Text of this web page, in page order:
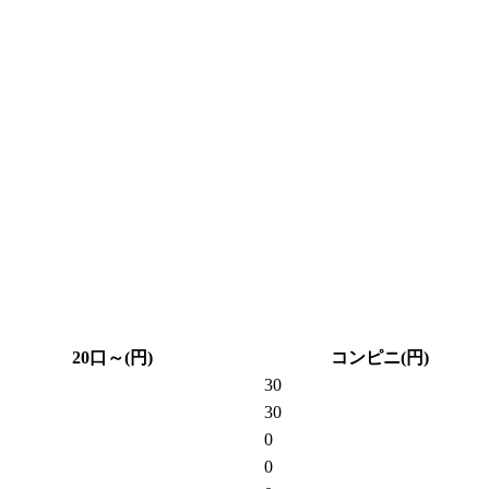
20口～(円)
コンピニ(円)
30
30
0
0